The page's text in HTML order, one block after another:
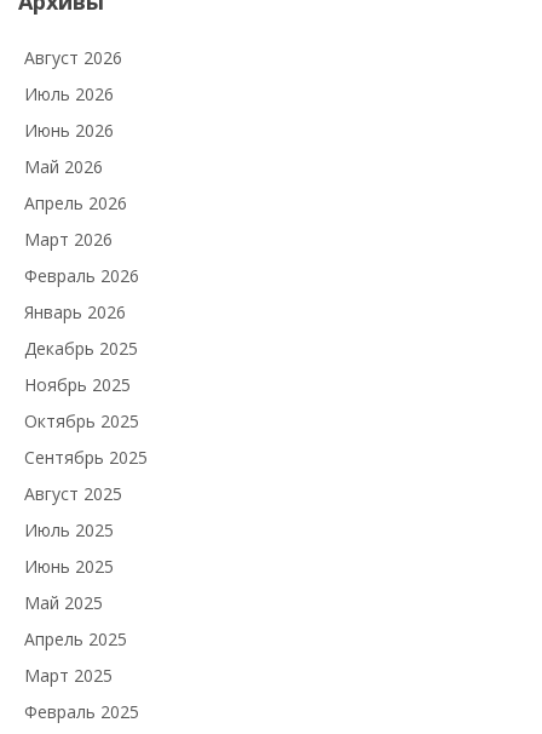
Август 2026
Июль 2026
Июнь 2026
Май 2026
Апрель 2026
Март 2026
Февраль 2026
Январь 2026
Декабрь 2025
Ноябрь 2025
Октябрь 2025
Сентябрь 2025
Август 2025
Июль 2025
Июнь 2025
Май 2025
Апрель 2025
Март 2025
Февраль 2025